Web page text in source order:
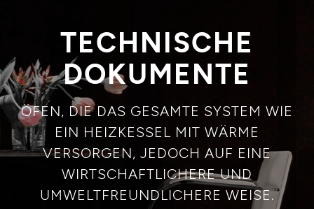
TECHNISCHE
DOKUMENTE
ÖFEN, DIE DAS GESAMTE SYSTEM WIE
EIN HEIZKESSEL MIT WÄRME
VERSORGEN, JEDOCH AUF EINE
WIRTSCHAFTLICHERE UND
UMWELTFREUNDLICHERE WEISE.